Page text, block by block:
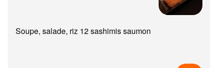
Soupe, salade, riz 12 sashimis saumon